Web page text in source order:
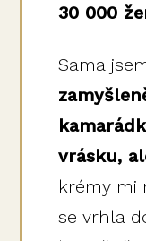
30 000
Sama
vrásku,
krémy mi
se vrhla